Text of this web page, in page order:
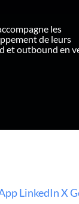
les
de leurs
et outbound en
LinkedInX